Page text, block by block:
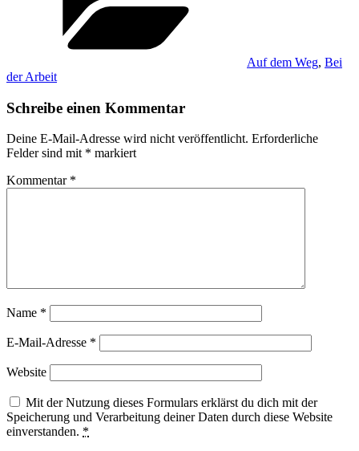
Auf dem Weg, Bei
der Arbeit
Schreibe einen Kommentar
Deine E-Mail-Adresse wird nicht veröffentlicht. Erforderliche
Felder sind mit * markiert
Kommentar *
Name *
E-Mail-Adresse *
Website
Mit der Nutzung dieses Formulars erklärst du dich mit der
Speicherung und Verarbeitung deiner Daten durch diese Website
einverstanden. *